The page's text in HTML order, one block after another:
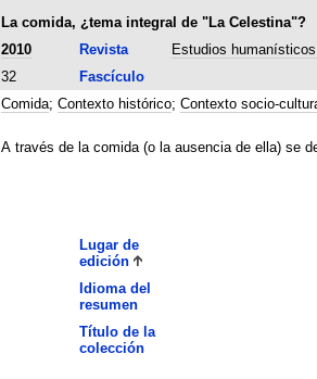
La comida, ¿tema integral de "La Celestina"?
2010 Revista
Estudios
32
Fascículo
Comida; Contexto histórico; Contexto socio-
A través de la comida (o la ausencia de ella) se
Lugar de
edición
Idioma del
resumen
Título de la
colección